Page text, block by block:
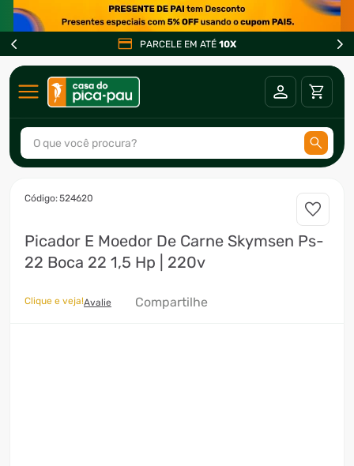
PARCELE EM ATÉ 10X
O que você procura?
:524620
Picador E Moedor De Carne Skymsen Ps-
22 Boca 22 1,5 Hp | 220v
Clique e veja!Avalie Compartilhe
2º
fogão
3º
freezer
4º
forno